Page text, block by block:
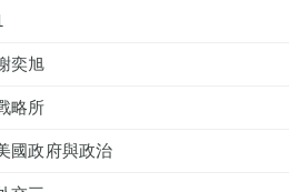
奕旭
略所
國政府與政治